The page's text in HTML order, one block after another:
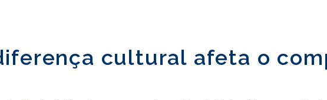
cultural afeta o